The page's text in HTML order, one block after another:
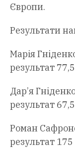
Європи.
Результати
Марія
результат
Дар’я
результат
Роман
результат 175